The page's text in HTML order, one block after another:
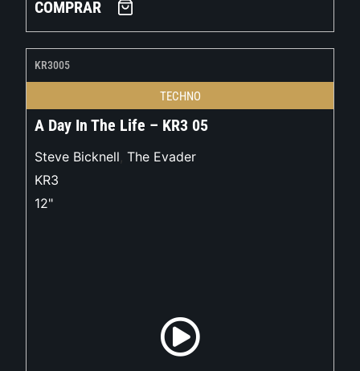
COMPRAR
KR3005
TECHNO
A Day In The Life – KR3 05
Steve Bicknell, The Evader
KR3
12"